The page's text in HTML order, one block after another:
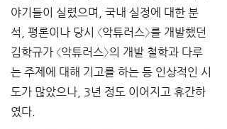
야기들이 실렸으며, 국내 실정에 대한 분
석, 평론이나 당시 〈악튜러스〉를 개발했던
김학규가 〈악튜러스〉의 개발 철학과 다루
는 주제에 대해 기고를 하는 등 인상적인 시
도가 많았으나, 3년 정도 이어지고 휴간하
였다.